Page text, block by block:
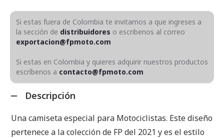
Si estas fuera de Colombia te invitamos a que ingreses a
la sección de distribuidores o escribenos al correo
exportacion@fpmoto.com
Si estas en Colombia y quieres adquirir nuestros productos
escríbenos a contacto@fpmoto.com
Descripción
Una camiseta especial para Motociclistas. Este diseño
pertenece a la colección de FP del 2021 y es el estilo